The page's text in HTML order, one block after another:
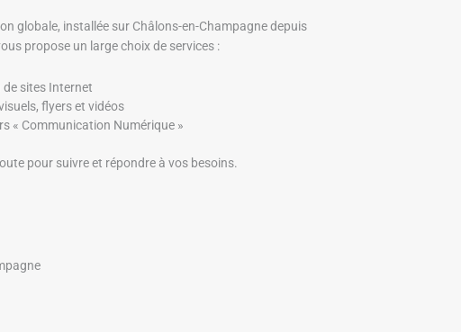
globale, installée sur Châlons-en-Champagne depuis
propose un large choix de services :
sites Internet
flyers et vidéos
« Communication Numérique »
pour suivre et répondre à vos besoins.